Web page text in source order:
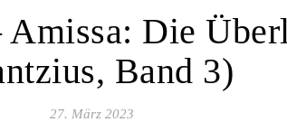
Die
Band 3)
27. März 2023